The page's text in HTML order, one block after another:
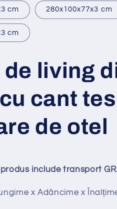
cm 280x100x77x3 cm
cm
de living
cant
de otel
include transport
x Adâncime x